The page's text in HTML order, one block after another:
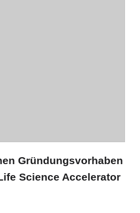
Gründungsvorhaben
Science Accelerator